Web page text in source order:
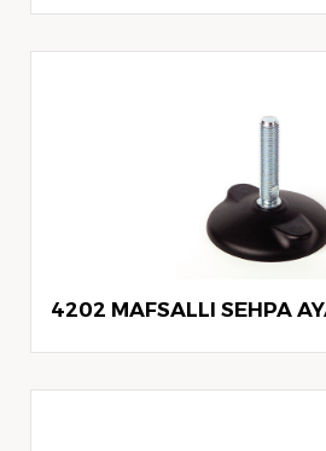
4202 MAFSALLI SEHPA